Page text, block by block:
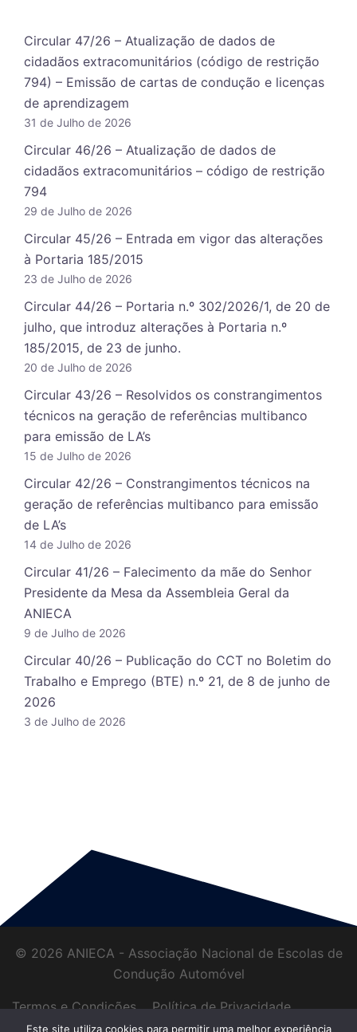
Circular 47/26 – Atualização de dados de
cidadãos extracomunitários (código de restrição
794) – Emissão de cartas de condução e licenças
de aprendizagem
31 de Julho de 2026
Circular 46/26 – Atualização de dados de
cidadãos extracomunitários – código de restrição
794
29 de Julho de 2026
Circular 45/26 – Entrada em vigor das alterações
à Portaria 185/2015
23 de Julho de 2026
Circular 44/26 – Portaria n.º 302/2026/1, de 20 de
julho, que introduz alterações à Portaria n.º
185/2015, de 23 de junho.
20 de Julho de 2026
Circular 43/26 – Resolvidos os constrangimentos
técnicos na geração de referências multibanco
para emissão de LA’s
15 de Julho de 2026
Circular 42/26 – Constrangimentos técnicos na
geração de referências multibanco para emissão
de LA’s
14 de Julho de 2026
Circular 41/26 – Falecimento da mãe do Senhor
Presidente da Mesa da Assembleia Geral da
ANIECA
9 de Julho de 2026
Circular 40/26 – Publicação do CCT no Boletim do
Trabalho e Emprego (BTE) n.º 21, de 8 de junho de
2026
3 de Julho de 2026
© 2026 ANIECA - Associação Nacional de Escolas de
Condução Automóvel
Termos e Condições
Política de Privacidade
Livro de Reclamações
Este site utiliza cookies para permitir uma melhor experiência